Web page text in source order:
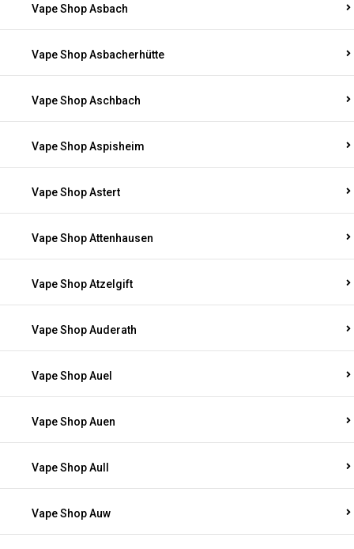
Vape Shop Asbach
Vape Shop Asbacherhütte
Vape Shop Aschbach
Vape Shop Aspisheim
Vape Shop Astert
Vape Shop Attenhausen
Vape Shop Atzelgift
Vape Shop Auderath
Vape Shop Auel
Vape Shop Auen
Vape Shop Aull
Vape Shop Auw